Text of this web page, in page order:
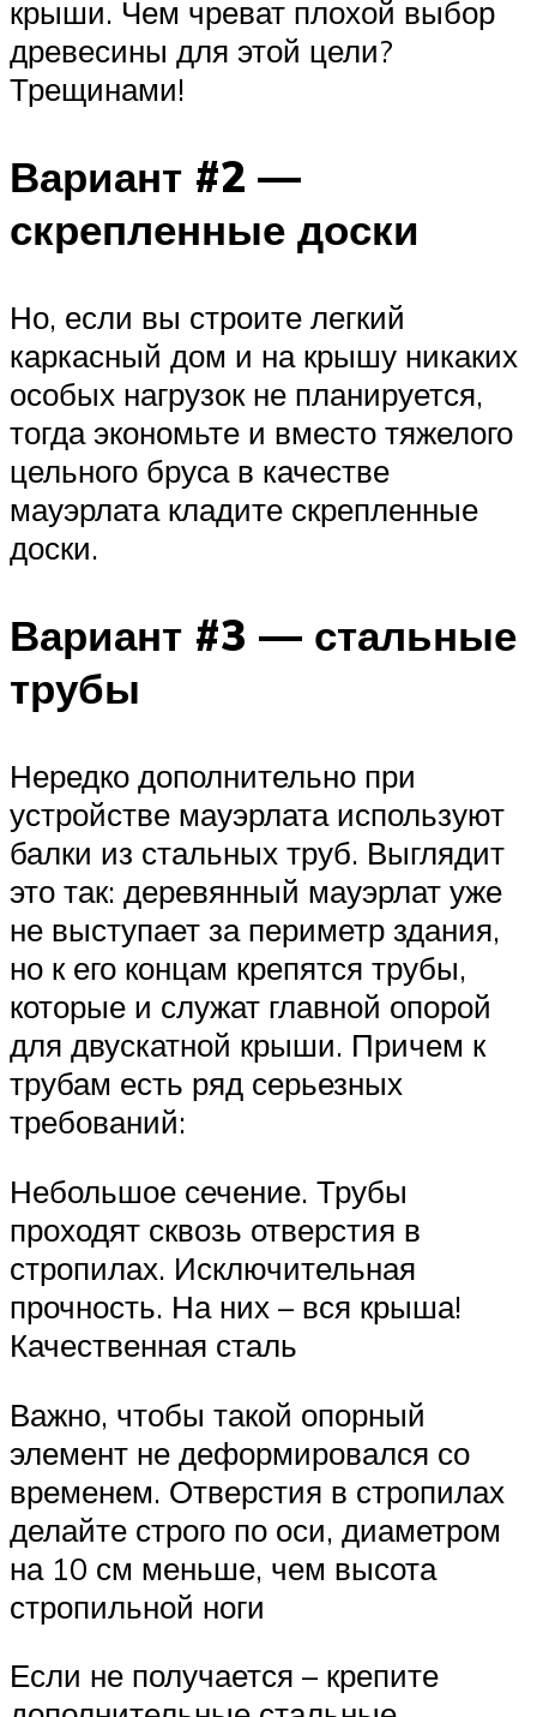
крыши. Чем чреват плохой выбор
древесины для этой цели?
Трещинами!
Вариант #2 —
скрепленные доски
Но, если вы строите легкий
каркасный дом и на крышу никаких
особых нагрузок не планируется,
тогда экономьте и вместо тяжелого
цельного бруса в качестве
мауэрлата кладите скрепленные
доски.
Вариант #3 — стальные
трубы
Нередко дополнительно при
устройстве мауэрлата используют
балки из стальных труб. Выглядит
это так: деревянный мауэрлат уже
не выступает за периметр здания,
но к его концам крепятся трубы,
которые и служат главной опорой
для двускатной крыши. Причем к
трубам есть ряд серьезных
требований:
Небольшое сечение. Трубы
проходят сквозь отверстия в
стропилах. Исключительная
прочность. На них – вся крыша!
Качественная сталь
Важно, чтобы такой опорный
элемент не деформировался со
временем. Отверстия в стропилах
делайте строго по оси, диаметром
на 10 см меньше, чем высота
стропильной ноги
Если не получается – крепите